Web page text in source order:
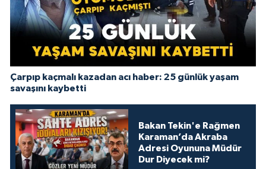
Çarpıp kaçmalı kazadan acı haber: 25 günlük yaşam
savaşını kaybetti
Bakan Tekin'e Rağmen
Karaman’da Akraba
Adresi Oyununa Müdür
Dur Diyecek mi?